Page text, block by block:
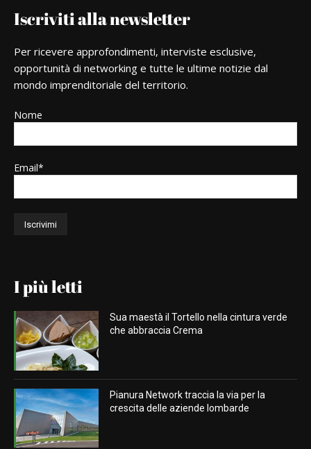
Iscriviti alla newsletter
Per ricevere approfondimenti, interviste esclusive,
opportunità di networking e tutte le ultime notizie dal
mondo imprenditoriale del territorio.
Nome
Email*
I più letti
Sua maestà il Tortello nella cintura verde
che abbraccia Crema
Pianura Network traccia la via per la
crescita delle aziende lombarde